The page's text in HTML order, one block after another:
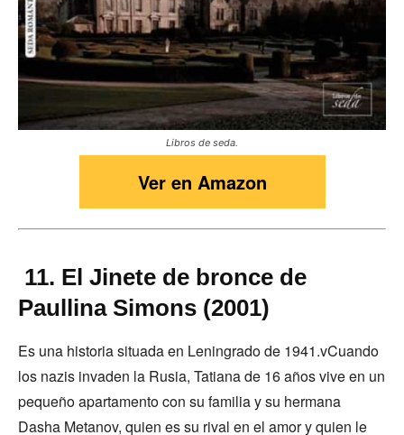
Libros de seda.
Ver en Amazon
11. El Jinete de bronce de
Paullina Simons (2001)
Es una historia situada en Leningrado de 1941.vCuando
los nazis invaden la Rusia, Tatiana de 16 años vive en un
pequeño apartamento con su familia y su hermana
Dasha Metanov, quien es su rival en el amor y quien le